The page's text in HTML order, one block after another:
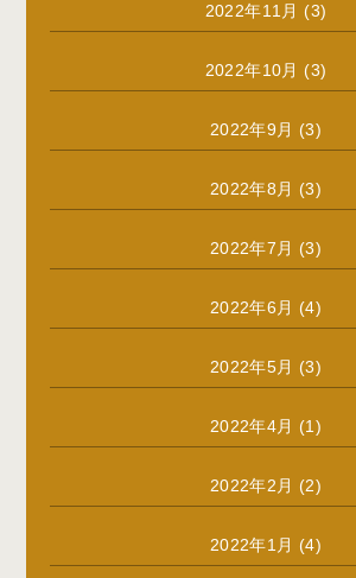
2022年11月 (3)
2022年10月 (3)
2022年9月 (3)
2022年8月 (3)
2022年7月 (3)
2022年6月 (4)
2022年5月 (3)
2022年4月 (1)
2022年2月 (2)
2022年1月 (4)